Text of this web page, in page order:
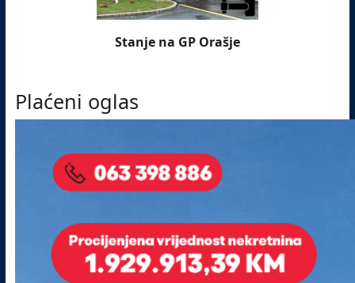
Stanje na GP Orašje
Plaćeni oglas